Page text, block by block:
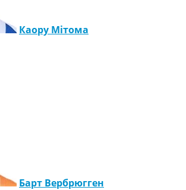
Каору Мітома
Барт Вербрюгген